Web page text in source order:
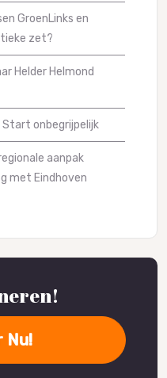
GroenLinks en
zet?
Helder Helmond
Start onbegrijpelijk
aanpak
met Eindhoven
Nu!